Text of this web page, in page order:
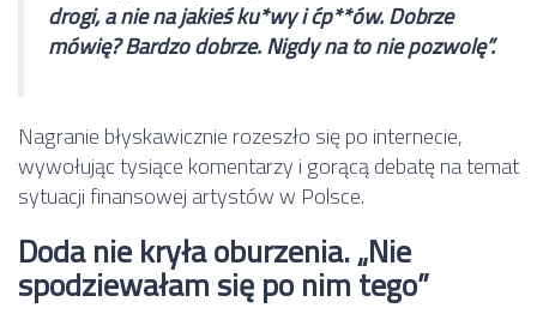
drogi, a nie na jakieś ku*wy i ćp**ów. Dobrze
mówię? Bardzo dobrze. Nigdy na to nie pozwolę”.
Nagranie błyskawicznie rozeszło się po internecie,
wywołując tysiące komentarzy i gorącą debatę na temat
sytuacji finansowej artystów w Polsce.
Doda nie kryła oburzenia. „Nie
spodziewałam się po nim tego”